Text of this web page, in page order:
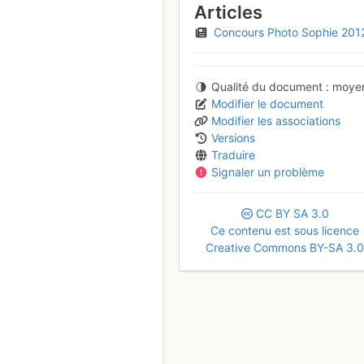
Articles
Concours Photo Sophie
Qualité du document
Modifier le document
Modifier les associations
Versions
Traduire
Signaler un problème
CC BY SA 3.0
Ce contenu est sous licence
Creative Commons BY-SA 3.0